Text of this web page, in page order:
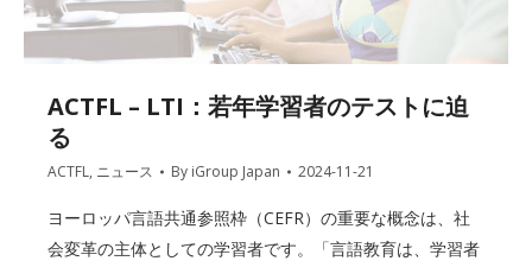
ACTFL – LTI：若年学習者のテストに迫
る
ACTFL, ニュース By iGroup Japan 2024-11-21
ヨーロッパ言語共通参照枠（CEFR）の重要な概念は、社
会変革の主体としての学習者です。「言語教育は、学習者